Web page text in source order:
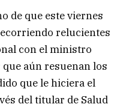
de que este viernes
relucientes
con el ministro
que aún resuenan los
que le hiciera el
del titular de Salud